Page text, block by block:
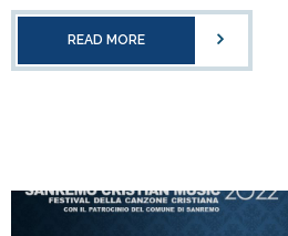
READ MORE